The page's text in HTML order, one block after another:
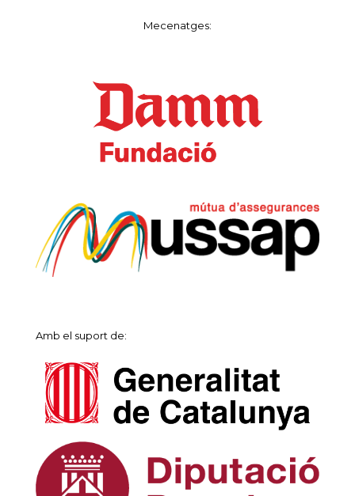
Mecenatges:
Amb el suport de: